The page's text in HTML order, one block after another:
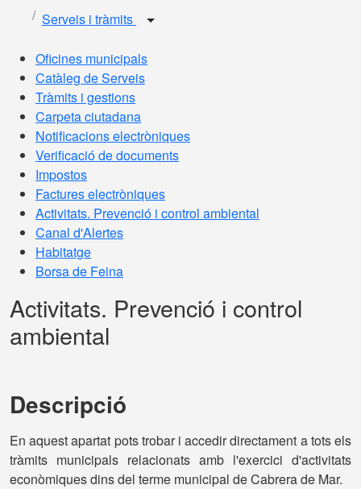
Serveis i tràmits
Oficines municipals
Catàleg de Serveis
Tràmits i gestions
Carpeta ciutadana
Notificacions electròniques
Verificació de documents
Impostos
Factures electròniques
Activitats. Prevenció i control ambiental
Canal d'Alertes
Habitatge
Borsa de Feina
Activitats. Prevenció i control
ambiental
Descripció
En aquest apartat pots trobar i accedir directament a tots els
tràmits municipals relacionats amb l'exercici d'activitats
econòmiques dins del terme municipal de Cabrera de Mar.